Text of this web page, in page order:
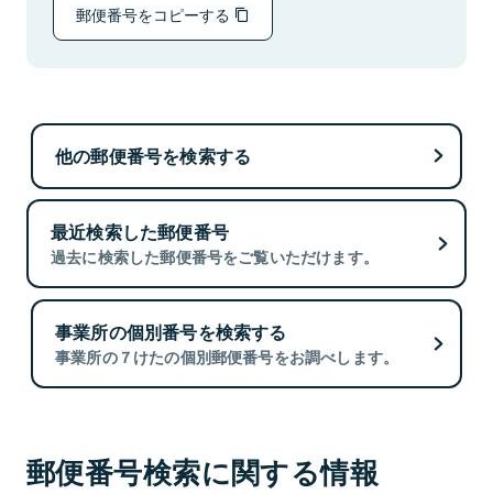
郵便番号をコピーする
他の郵便番号を検索する
最近検索した郵便番号
過去に検索した郵便番号をご覧いただけます。
事業所の個別番号を検索する
事業所の７けたの個別郵便番号をお調べします。
郵便番号検索に関する情報